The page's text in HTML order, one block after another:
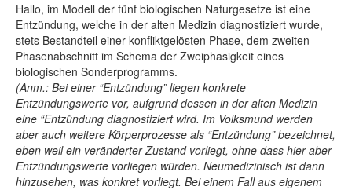
Hallo, im Modell der fünf biologischen Naturgesetze ist eine
Entzündung, welche in der alten Medizin diagnostiziert wurde,
stets Bestandteil einer konfliktgelösten Phase, dem zweiten
Phasenabschnitt im Schema der Zweiphasigkeit eines
biologischen Sonderprogramms.
(Anm.: Bei einer “Entzündung” liegen konkrete
Entzündungswerte vor, aufgrund dessen in der alten Medizin
eine “Entzündung diagnostiziert wird. Im Volksmund werden
aber auch weitere Körperprozesse als “Entzündung” bezeichnet,
eben weil ein veränderter Zustand vorliegt, ohne dass hier aber
Entzündungswerte vorliegen würden. Neumedizinisch ist dann
hinzusehen, was konkret vorliegt. Bei einem Fall aus eigenem